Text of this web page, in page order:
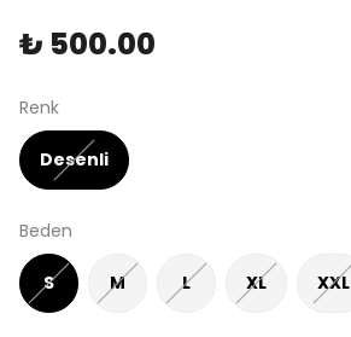
₺ 500.00
Renk
Desenli
Beden
S M L XL XXL